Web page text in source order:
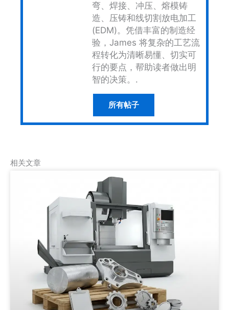
弯、焊接、冲压、熔模铸
造、压铸和线切割放电加工
(EDM)。凭借丰富的制造经
验，James 将复杂的工艺流
程转化为清晰易懂、切实可
行的要点，帮助读者做出明
智的决策。.
所有帖子
相关文章